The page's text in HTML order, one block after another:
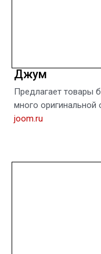
Джум
Предлагает товары
много
joom.ru